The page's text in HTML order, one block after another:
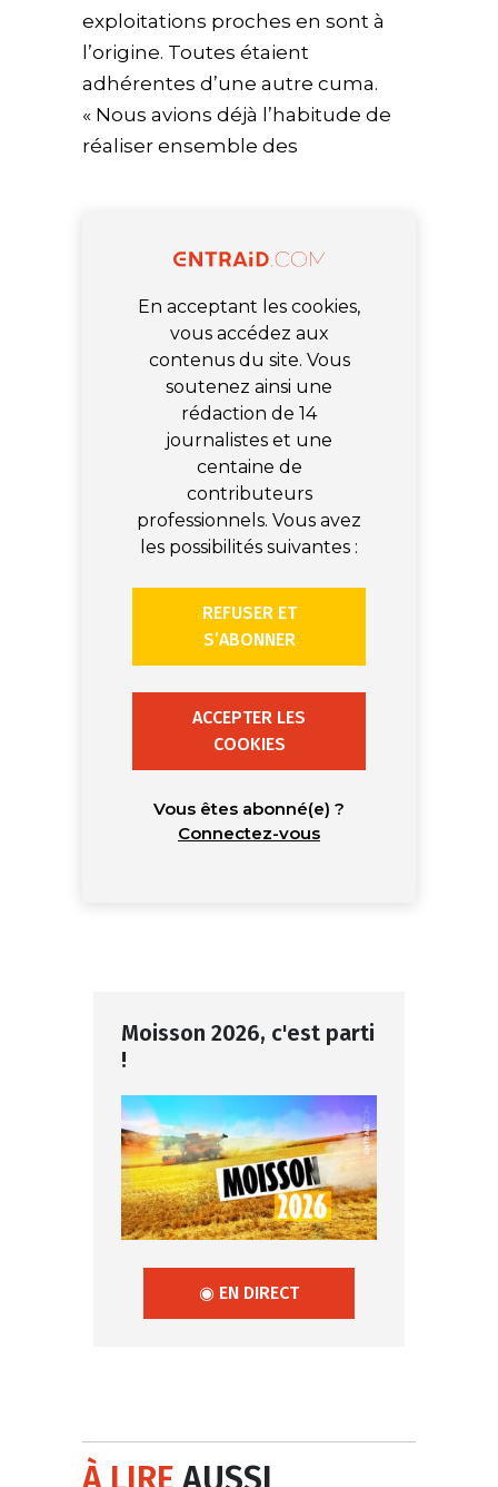
exploitations proches en sont à
l’origine. Toutes étaient
adhérentes d’une autre cuma.
« Nous avions déjà l’habitude de
réaliser ensemble des
En acceptant les cookies,
vous accédez aux
contenus du site. Vous
soutenez ainsi une
rédaction de 14
journalistes et une
centaine de
contributeurs
professionnels. Vous avez
les possibilités suivantes :
REFUSER ET
S’ABONNER
ACCEPTER LES
COOKIES
Vous êtes abonné(e) ?
Connectez-vous
Moisson 2026, c'est parti
!
◉ EN DIRECT